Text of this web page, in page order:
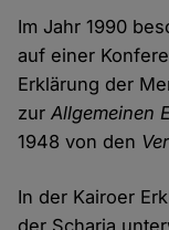
Im Jahr 1990
auf einer
Erklärung der
zurAllgemeinen
1948 von den
In der Kairoer